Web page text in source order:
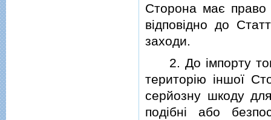
Сторона має право
вiдповiдно до
заходи.
2. До iмпорту
територiю iншої
серйозну шкоду
подiбнi або